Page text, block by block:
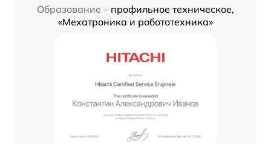
Образование – профильное техническое,
«Мехатроника и робототехника»